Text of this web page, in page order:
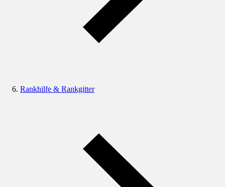
Rankhilfe & Rankgitter